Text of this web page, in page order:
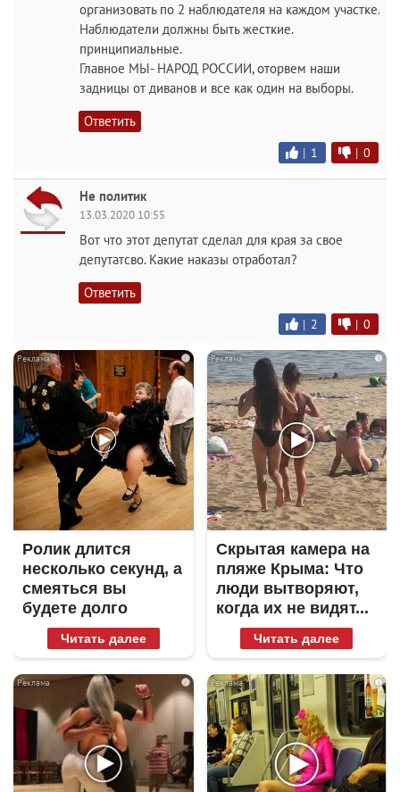
организовать по 2 наблюдателя на каждом участке.
Наблюдатели должны быть жесткие.
принципиальные.
Главное МЫ- НАРОД РОССИИ, оторвем наши
задницы от диванов и все как один на выборы.
Ответить
| 1 | 0
Не политик
13.03.2020 10:55
Вот что этот депутат сделал для края за свое
депутатсво. Какие наказы отработал?
Ответить
| 2 | 0
i
Ролик длится
несколько секунд, а
смеяться вы
будете долго
Читать далее
i
Скрытая камера на
пляже Крыма: Что
люди вытворяют,
когда их не видят...
Читать далее
i i